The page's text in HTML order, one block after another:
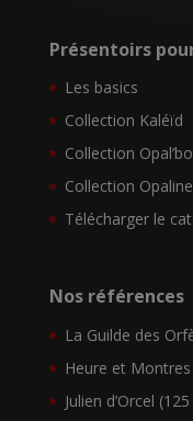
Présentoirs
Les basics
Collection Kaléïd
Collection
Collection Opaline
Télécharger le
Nos références
La Guilde des
Heure et
Julien d’Orcel